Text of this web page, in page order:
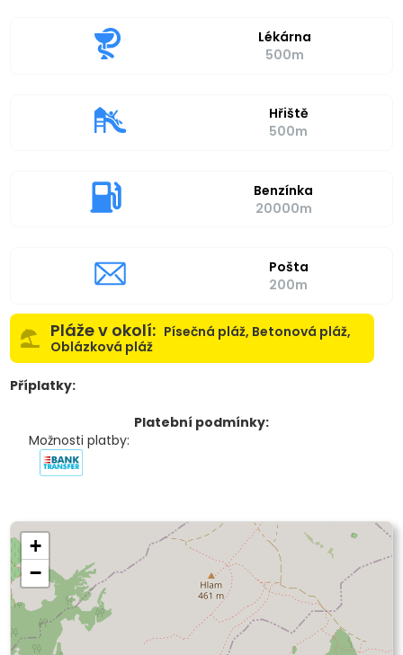
Lékárna
500m
Hřiště
500m
Benzínka
20000m
Pošta
200m
Pláže v okolí: Písečná pláž, Betonová pláž,
Oblázková pláž
Příplatky:
Platební podmínky:
Možnosti platby:
+
−